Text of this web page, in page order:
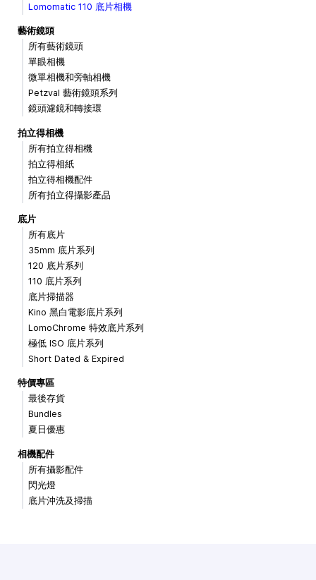
Lomomatic 110 底片相機
藝術鏡頭
所有藝術鏡頭
單眼相機
微單相機和旁軸相機
Petzval 藝術鏡頭系列
鏡頭濾鏡和轉接環
拍立得相機
所有拍立得相機
拍立得相紙
拍立得相機配件
所有拍立得攝影產品
底片
所有底片
35mm 底片系列
120 底片系列
110 底片系列
底片掃描器
Kino 黑白電影底片系列
LomoChrome 特效底片系列
極低 ISO 底片系列
Short Dated & Expired
特價專區
最後存貨
Bundles
夏日優惠
相機配件
所有攝影配件
閃光燈
底片沖洗及掃描